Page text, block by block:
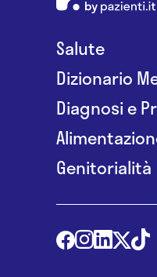
Salute
Dizionario
Diagnosi e
Genitorialità